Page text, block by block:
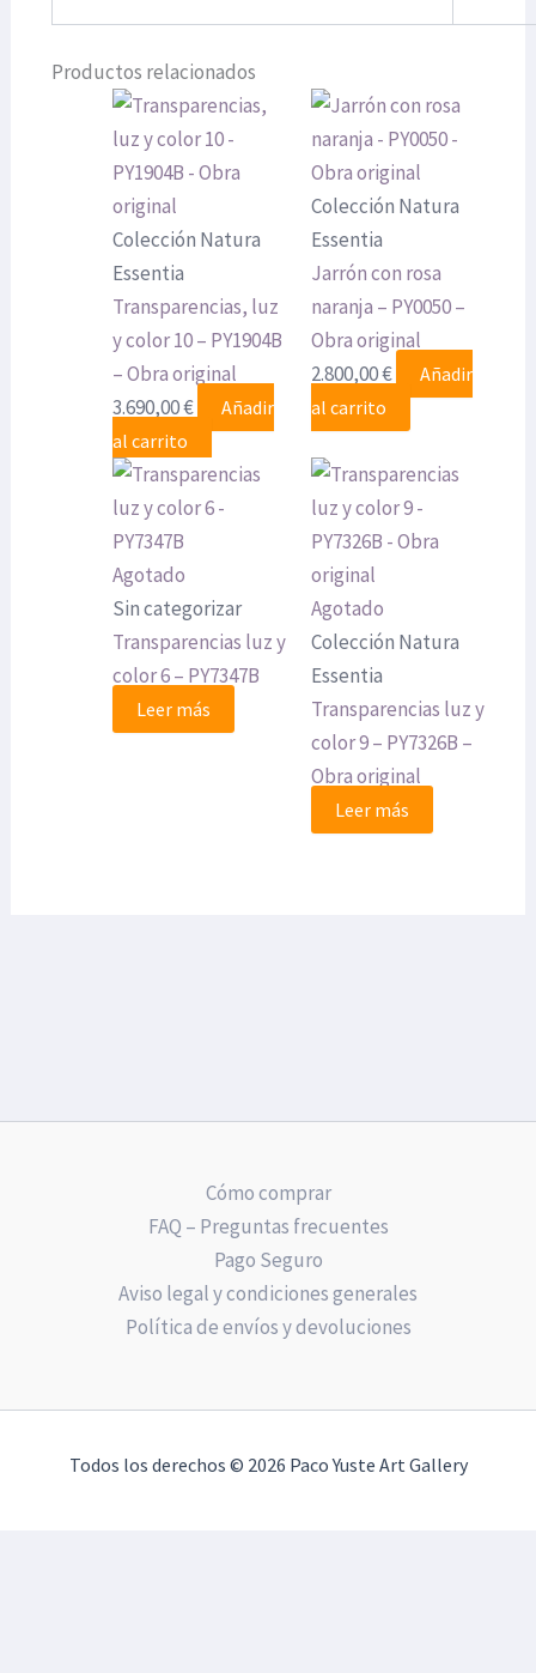
Productos relacionados
Colección Natura
Essentia
Transparencias, luz
y color 10 – PY1904B
– Obra original
3.690,00€
Añadir
al carrito
Colección Natura
Essentia
Jarrón con rosa
naranja – PY0050 –
Obra original
2.800,00€
Añadir
al carrito
Agotado
Sin categorizar
Transparencias luz y
color 6 – PY7347B
Leer más
Agotado
Colección Natura
Essentia
Transparencias luz y
color 9 – PY7326B –
Obra original
Leer más
Cómo comprar
FAQ – Preguntas frecuentes
Pago Seguro
Aviso legal y condiciones generales
Política de envíos y devoluciones
Todos los derechos © 2026 Paco Yuste Art Gallery